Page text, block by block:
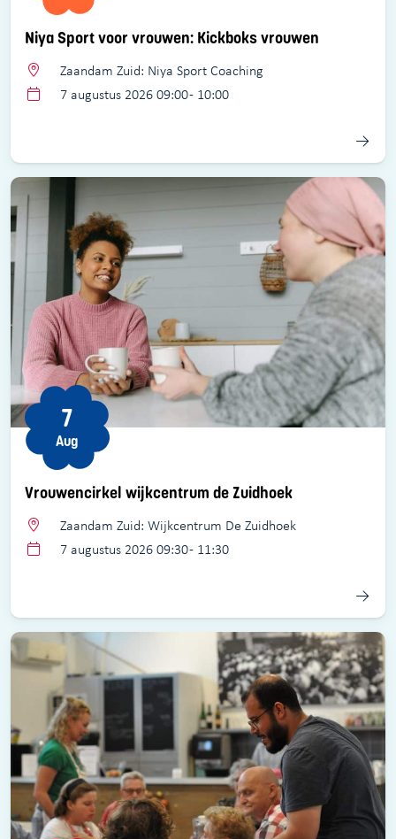
Niya Sport voor vrouwen: Kickboks vrouwen
Zaandam Zuid: Niya Sport Coaching
7 augustus 2026 09:00 - 10:00
Vrouwencirkel wijkcentrum de Zuidhoek
7
Aug
Zaandam Zuid: Wijkcentrum De Zuidhoek
7 augustus 2026 09:30 - 11:30